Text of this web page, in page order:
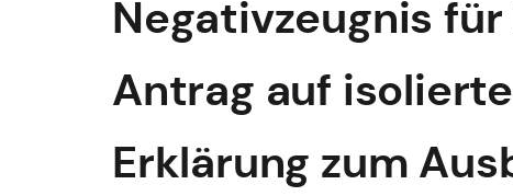
Negativzeugnis
Antrag auf
Erklärung zum